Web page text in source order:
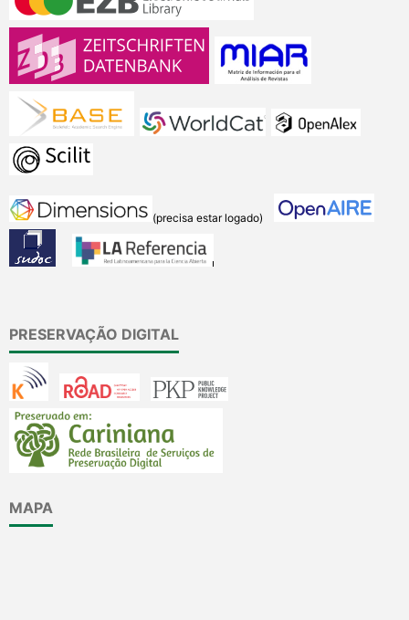
(precisa estar logado)
PRESERVAÇÃO DIGITAL
MAPA